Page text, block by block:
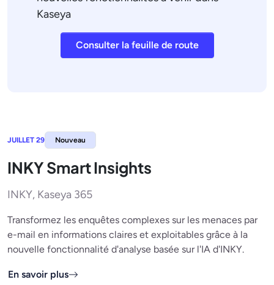
Kaseya
Consulter la feuille de route
JUILLET 29 Nouveau
INKY Smart Insights
INKY, Kaseya 365
Transformez les enquêtes complexes sur les menaces par
e-mail en informations claires et exploitables grâce à la
nouvelle fonctionnalité d'analyse basée sur l'IA d'INKY.
En savoir plus